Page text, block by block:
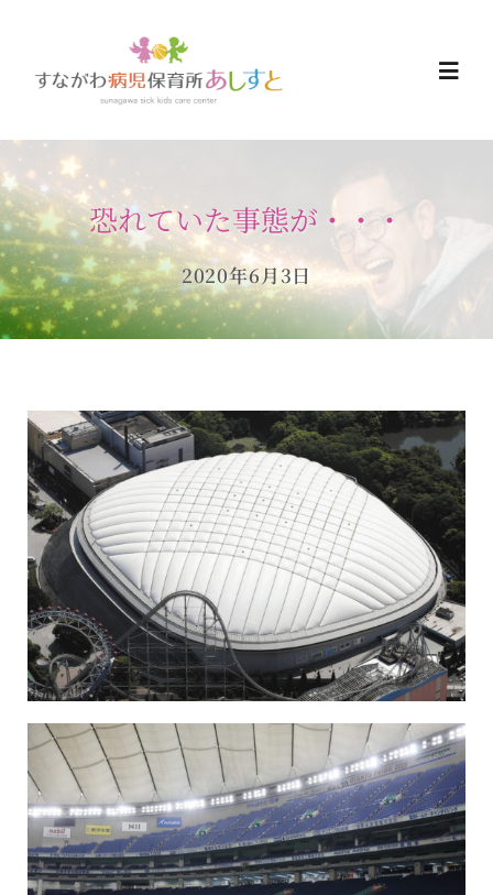
content
HOME
お知らせ
ご予約について
当日の過ごし方
保育所のご案内
ボヤキ100%
恐れていた事態が・・・
2020年6月3日